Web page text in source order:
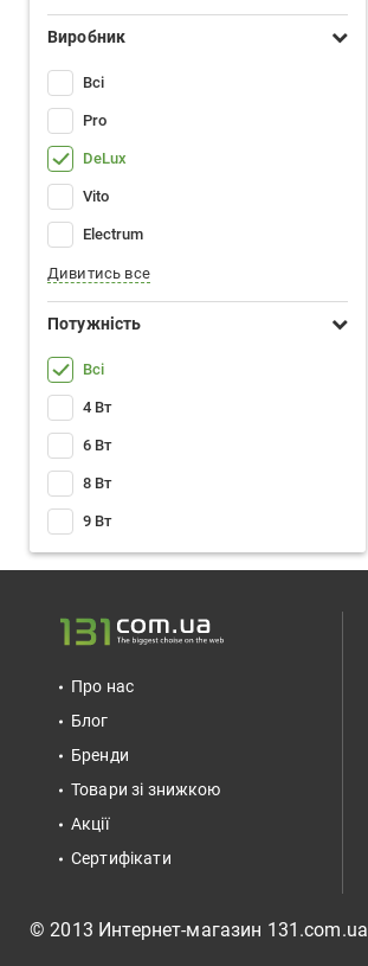
Виробник
Всі
Pro
DeLux
Vito
Electrum
Дивитись все
Потужність
Всі
4 Вт
6 Вт
8 Вт
9 Вт
Про нас
Блог
Бренди
Товари зі знижкою
Акції
Сертифікати
© 2013 Интернет-магазин 131.com.ua